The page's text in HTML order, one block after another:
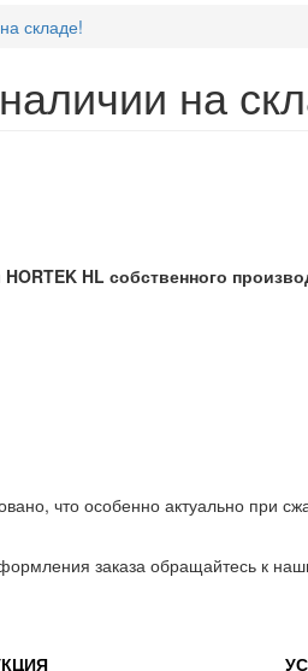
складе!
на
HL собственного
что особенно актуально при
заказа обращайтесь к